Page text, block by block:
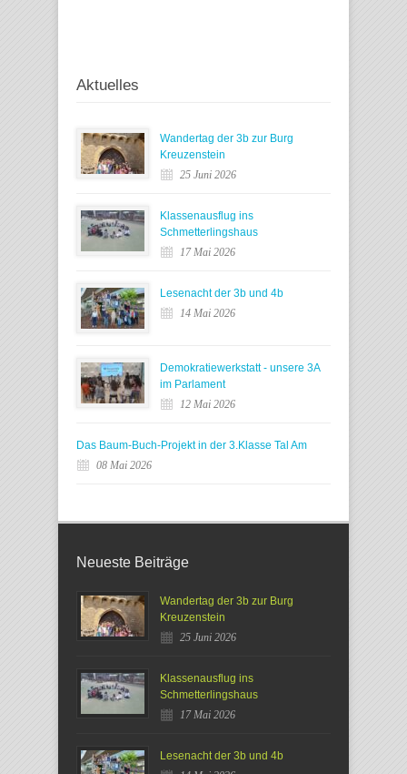
Aktuelles
Wandertag der 3b zur Burg
Kreuzenstein
25 Juni 2026
Klassenausflug ins
Schmetterlingshaus
17 Mai 2026
Lesenacht der 3b und 4b
14 Mai 2026
Demokratiewerkstatt - unsere 3A
im Parlament
12 Mai 2026
Das Baum-Buch-Projekt in der 3.Klasse Tal Am
08 Mai 2026
Neueste Beiträge
Wandertag der 3b zur Burg
Kreuzenstein
25 Juni 2026
Klassenausflug ins
Schmetterlingshaus
17 Mai 2026
Lesenacht der 3b und 4b